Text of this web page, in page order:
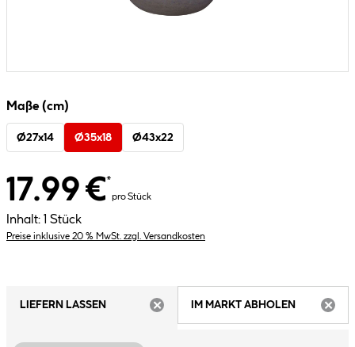
Maße (cm)
Ø27x14 Ø35x18 Ø43x22
17.99 €*
pro Stück
Inhalt: 1 Stück
Preise inklusive 20 % MwSt. zzgl. Versandkosten
LIEFERN LASSEN
IM MARKT ABHOLEN